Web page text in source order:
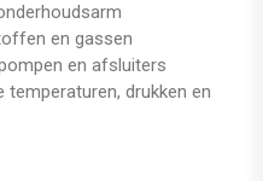
en gassen
en afsluiters
drukken en